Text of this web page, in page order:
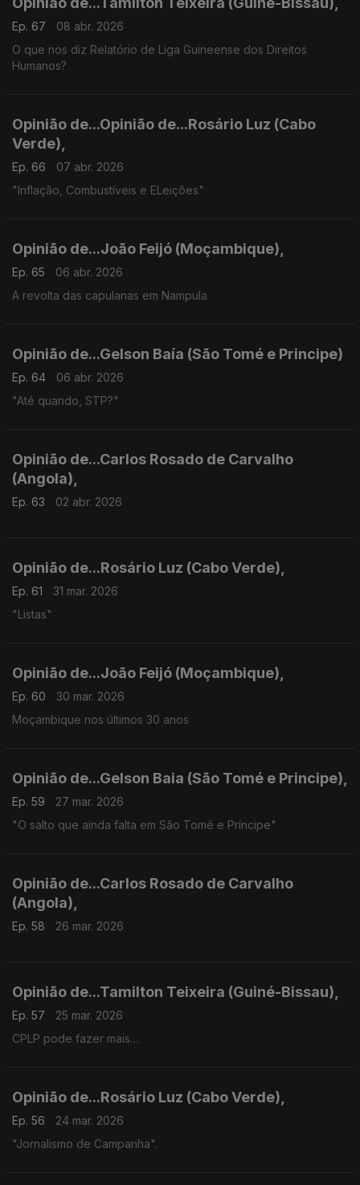
Ep. 67
08 abr. 2026
O que nos diz Relatório de Liga Guineense dos Direitos
Humanos?
Opinião de...Opinião de...Rosário Luz (Cabo
Verde),
Ep. 66
07 abr. 2026
"Inflação, Combustíveis e ELeições"
Opinião de...João Feijó (Moçambique),
Ep. 65
06 abr. 2026
A revolta das capulanas em Nampula
Opinião de...Gelson Baía (São Tomé e Principe)
Ep. 64
06 abr. 2026
"Até quando, STP?"
Opinião de...Carlos Rosado de Carvalho
(Angola),
Ep. 63 02 abr. 2026
Opinião de...Rosário Luz (Cabo Verde),
Ep. 61
31 mar. 2026
"Listas"
Opinião de...João Feijó (Moçambique),
Ep. 60
30 mar. 2026
Moçambique nos últimos 30 anos
Opinião de...Gelson Baia (São Tomé e Principe),
Ep. 59
27 mar. 2026
"O salto que ainda falta em São Tomé e Príncipe"
Opinião de...Carlos Rosado de Carvalho
(Angola),
Ep. 58 26 mar. 2026
Opinião de...Tamilton Teixeira (Guiné-Bissau),
Ep. 57
25 mar. 2026
CPLP pode fazer mais…
Opinião de...Rosário Luz (Cabo Verde),
Ep. 56
24 mar. 2026
"Jornalismo de Campanha".